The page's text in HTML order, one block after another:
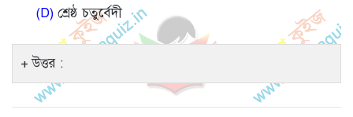
(D) শ্রেষ্ঠ চতুর্বেদী
উত্তর :